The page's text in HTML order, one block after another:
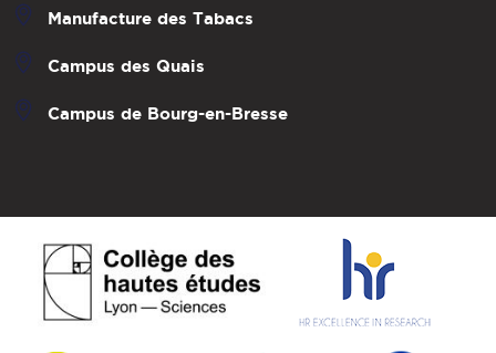
Manufacture des Tabacs
Campus des Quais
Campus de Bourg-en-Bresse